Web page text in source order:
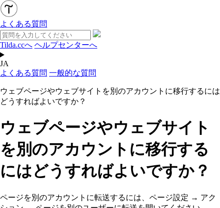
よくある質問
Tilda.ccへ ヘルプセンターへ
JA
よくある質問 一般的な質問
ウェブページやウェブサイトを別のアカウントに移行するには
どうすればよいですか？
ウェブページやウェブサイト
を別のアカウントに移行する
にはどうすればよいですか？
ページを別のアカウントに転送するには、ページ設定 → アク